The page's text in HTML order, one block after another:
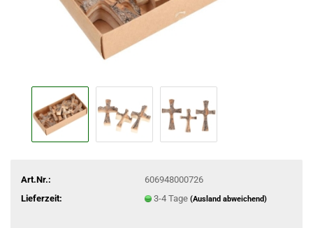
Art.Nr.:
606948000726
Lieferzeit:
3-4 Tage (Ausland abweichend)